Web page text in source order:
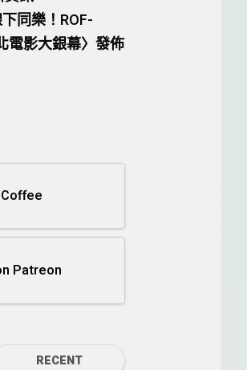
同樂！ROF-
電影大銀幕〉發佈
Patreon
RECENT